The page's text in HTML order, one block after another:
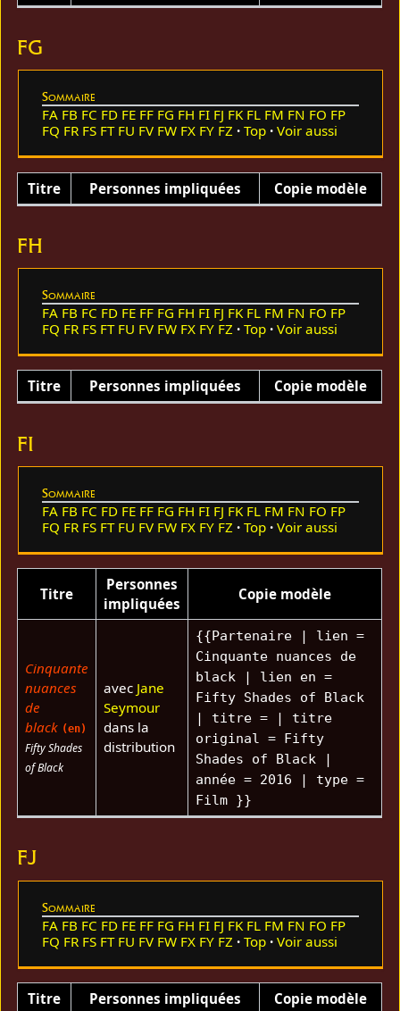
FG
Sommaire
FA FB FC FD FE FF FG FH FI FJ FK FL FM FN FO FP
FQ FR FS FT FU FV FW FX FY FZ Top Voir aussi
Titre Personnes impliquées Copie modèle
FH
Sommaire
FA FB FC FD FE FF FG FH FI FJ FK FL FM FN FO FP
FQ FR FS FT FU FV FW FX FY FZ Top Voir aussi
Titre Personnes impliquées Copie modèle
FI
Sommaire
FA FB FC FD FE FF FG FH FI FJ FK FL FM FN FO FP
FQ FR FS FT FU FV FW FX FY FZ Top Voir aussi
Titre
Personnes
impliquées
Copie modèle
Cinquante
nuances
de
black (en)
Fifty Shades
of Black
avec Jane
Seymour
dans la
distribution
{{Partenaire | lien =
Cinquante nuances de
black | lien en =
Fifty Shades of Black
| titre = | titre
original = Fifty
Shades of Black |
année = 2016 | type =
Film }}
FJ
Sommaire
FA FB FC FD FE FF FG FH FI FJ FK FL FM FN FO FP
FQ FR FS FT FU FV FW FX FY FZ Top Voir aussi
Titre Personnes impliquées Copie modèle